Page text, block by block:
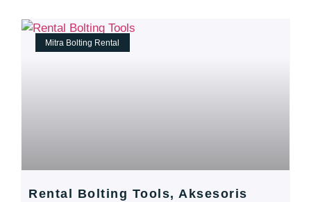
Mitra Bolting Rental
Rental Bolting Tools, Aksesoris